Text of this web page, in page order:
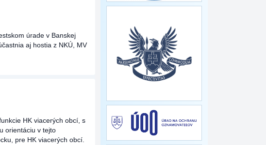
úrade v Banskej
aj hostia z NKÚ, MV
HK viacerých obcí, s
orientáciu v tejto
pre HK viacerých obcí.